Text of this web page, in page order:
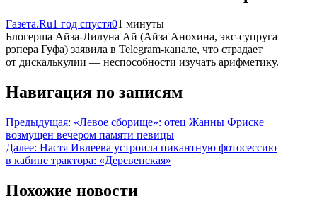
Газета.Ru1 год спустя01 минуты
Блогерша Айза-Лилуна Ай (Айза Анохина, экс-супруга
рэпера Гуфа) заявила в Telegram-канале, что страдает
от дискалькулии — неспособности изучать арифметику.
Навигация по записям
Предыдущая: «Левое сборище»: отец Жанны Фриске
возмущен вечером памяти певицы
Далее: Настя Ивлеева устроила пикантную фотосессию
в кабине трактора: «Деревенская»
Похожие новости